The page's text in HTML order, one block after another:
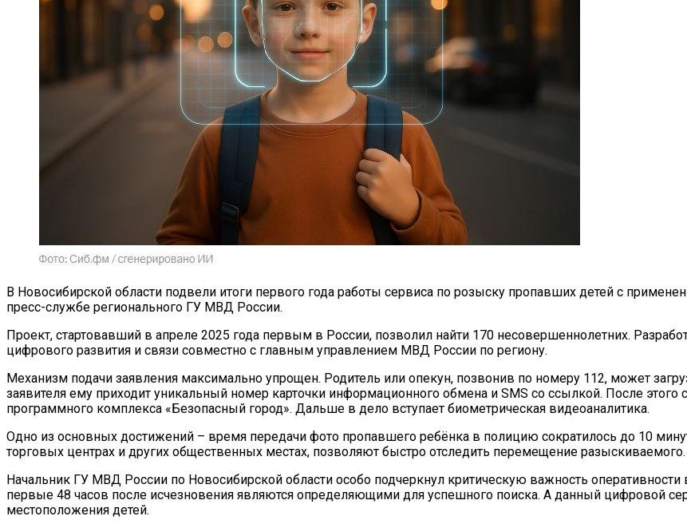
В Новосибирской области подвели итоги первого года работы сервиса по розыску пропавших детей с
пресс-службе регионального ГУ МВД России.
Проект, стартовавший в апреле 2025 года первым в России, позволил найти 170 несовершеннолетних.
цифрового развития и связи совместно с главным управлением МВД России по региону.
Механизм подачи заявления максимально упрощен. Родитель или опекун, позвонив по номеру 112, может
заявителя ему приходит уникальный номер карточки информационного обмена и SMS со ссылкой. После
программного комплекса «Безопасный город». Дальше в дело вступает биометрическая видеоаналитика.
Одно из основных достижений – время передачи фото пропавшего ребёнка в полицию сократилось до 10
торговых центрах и других общественных местах, позволяют быстро отследить перемещение разыскиваемого.
Начальник ГУ МВД России по Новосибирской области особо подчеркнул критическую важность оперативности
первые 48 часов после исчезновения являются определяющими для успешного поиска. А данный цифровой
местоположения детей.